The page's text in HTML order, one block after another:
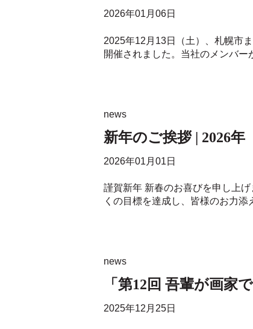
2026年01月06日
2025年12月13日（土）、札幌市
開催されました。当社のメンバ
news
新年のご挨拶 | 2026年
2026年01月01日
謹賀新年 新春のお喜びを申し上
くの目標を達成し、皆様のお力
news
「第12回 吾輩が画家
2025年12月25日